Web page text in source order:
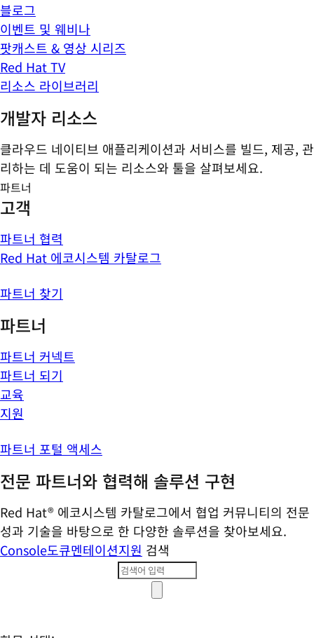
블로그
이벤트 및 웨비나
팟캐스트 & 영상 시리즈
Red Hat TV
리소스 라이브러리
개발자 리소스
클라우드 네이티브 애플리케이션과 서비스를 빌드, 제공, 관
리하는 데 도움이 되는 리소스와 툴을 살펴보세요.
파트너
고객
파트너 협력
Red Hat 에코시스템 카탈로그
파트너 찾기
파트너
파트너 커넥트
파트너 되기
교육
지원
파트너 포털 액세스
전문 파트너와 협력해 솔루션 구현
Red Hat® 에코시스템 카탈로그에서 협업 커뮤니티의 전문
성과 기술을 바탕으로 한 다양한 솔루션을 찾아보세요.
Console도큐멘테이션지원 검색